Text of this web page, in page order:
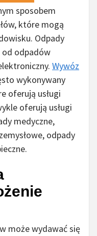
sposobem
które mogą
Odpady
od odpadów
Wywóz
wykonywany
oferują usługi
oferują usługi
medyczne,
odpady
może wydawać się